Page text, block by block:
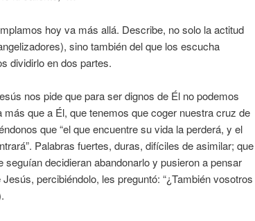
hoy va más allá. Describe, no solo la actitud
sino también del que los escucha
dividirlo en dos partes.
nos pide que para ser dignos de Él no podemos
que a Él, que tenemos que coger nuestra cruz de
que “el que encuentre su vida la perderá, y el
Palabras fuertes, duras, difíciles de asimilar; que
seguían decidieran abandonarlo y pusieron a pensar
percibiéndolo, les preguntó: “¿También vosotros